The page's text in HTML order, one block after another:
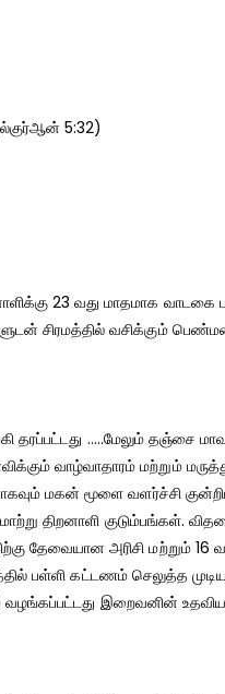
5:32)
23 வது மாதமாக
சிரமத்தில் வசிக்கும்
…..மேலும் தஞ்சை
வாழ்வாதாரம் மற்றும்
மகன் மூளை வளர்ச்சி
திறனாளி குடும்பங்கள்.
தேவையான அரிசி மற்றும்
பள்ளி கட்டணம் செலுத்த
வழங்கப்பட்டது இறைவனின்